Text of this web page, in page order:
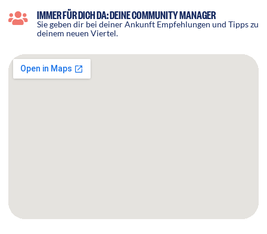
IMMER FÜR DICH DA: DEINE COMMUNITY MANAGER
Sie geben dir bei deiner Ankunft Empfehlungen und Tipps zu
deinem neuen Viertel.